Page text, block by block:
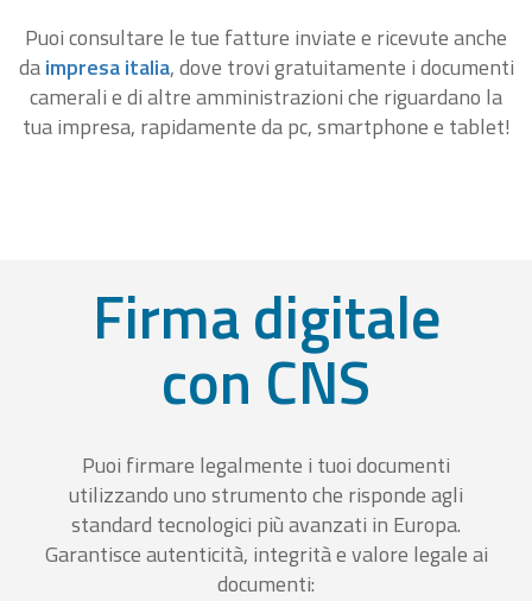
Puoi consultare le tue fatture inviate e ricevute anche
daimpresa italia, dove trovi gratuitamente i documenti
camerali e di altre amministrazioni che riguardano la
tua impresa, rapidamente da pc, smartphone e tablet!
Firma digitale
con CNS
Puoi firmare legalmente i tuoi documenti
utilizzando uno strumento che risponde agli
standard tecnologici più avanzati in Europa.
Garantisce autenticità, integrità e valore legale ai
documenti: